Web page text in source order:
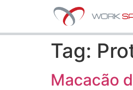
Tag:
Macacão